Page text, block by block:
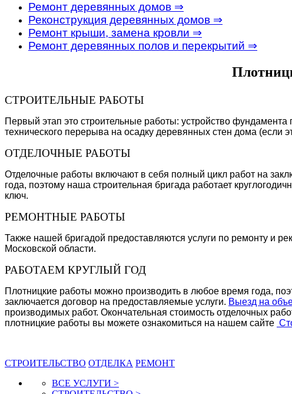
Ремонт деревянных домов ⇒
Реконструкция деревянных домов ⇒
Ремонт крыши, замена кровли ⇒
Ремонт деревянных полов и перекрытий ⇒
СТРОИТЕЛЬНЫЕ РАБОТЫ
Первый этап это строительные работы: устройство
технического перерыва на осадку деревянных стен дома (если
ОТДЕЛОЧНЫЕ РАБОТЫ
Отделочные работы включают в себя полный цикл работ на
года, поэтому наша строительная бригада работает
ключ.
РЕМОНТНЫЕ РАБОТЫ
Также нашей бригадой предоставляются услуги по ремонту и
Московской области.
РАБОТАЕМ КРУГЛЫЙ ГОД
Плотницкие работы можно производить в любое время года,
заключается договор на предоставляемые услуги. Выезд на
производимых работ. Окончательная стоимость отделочных
плотницкие работы вы можете ознакомиться на нашем сайте
СТРОИТЕЛЬСТВО ОТДЕЛКА РЕМОНТ
ВСЕ УСЛУГИ >